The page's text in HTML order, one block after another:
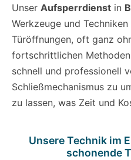
Unser Aufsperrdienst in
Werkzeuge und
Türöffnungen, oft ganz
fortschrittlichen
schnell und professionell
Schließmechanismus zu
zu lassen, was Zeit und
Unsere Technik im
schonende